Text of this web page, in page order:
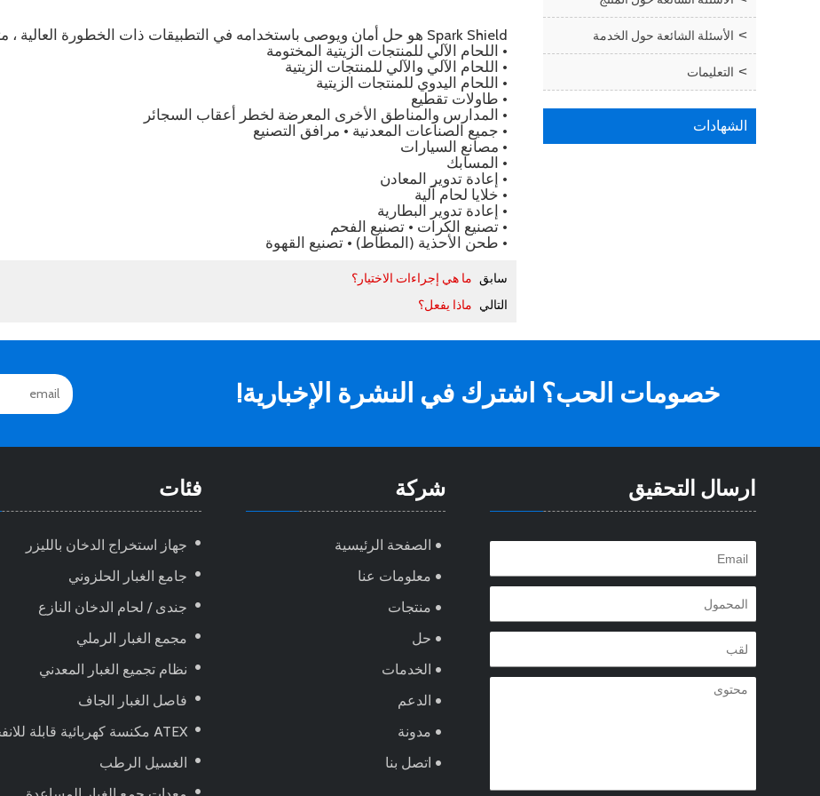
الأسئلة الشائعة حول الخدمة
التعليمات
الشهادات
Spark Shield هو حل أمان ويوصى باستخدامه في التطبيقات ذات الخطورة العالية ، مثل:
• اللحام الآلي للمنتجات الزيتية المختومة
• اللحام الآلي والآلي للمنتجات الزيتية
• اللحام اليدوي للمنتجات الزيتية
• طاولات تقطيع
• المدارس والمناطق الأخرى المعرضة لخطر أعقاب السجائر
• جميع الصناعات المعدنية • مرافق التصنيع
• مصانع السيارات
• المسابك
• إعادة تدوير المعادن
• خلايا لحام آلية
• إعادة تدوير البطارية
• تصنيع الكرات • تصنيع الفحم
• طحن الأحذية (المطاط) • تصنيع القهوة
سابق ما هي إجراءات الاختيار؟
التالي ماذا يفعل؟
خصومات الحب؟ اشترك في النشرة الإخبارية!
ارسال التحقيق شركة
الصفحة الرئيسية
معلومات عنا
منتجات
حل
الخدمات
الدعم
مدونة
اتصل بنا
فئات
جهاز استخراج الدخان بالليزر
جامع الغبار الحلزوني
جندى / لحام الدخان النازع
مجمع الغبار الرملي
نظام تجميع الغبار المعدني
فاصل الغبار الجاف
ATEX مكنسة كهربائية قابلة للانفجار ، تعمل بالهواء المضغوط
الغسيل الرطب